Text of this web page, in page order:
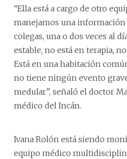
“Ella está a cargo de otro
manejamos una
colegas, una o dos veces al
estable, no está en terapia,
Está en una habitación
no tiene ningún evento
medular”, señaló el doctor
médico del Incán.
Ivana Rolón está siendo
equipo médico